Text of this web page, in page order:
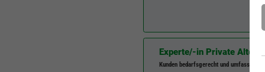
Experte/-in Private
Kunden bedarfsgerecht und umfassend